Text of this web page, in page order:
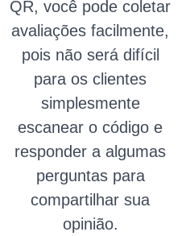
QR, você pode coletar
avaliações facilmente,
pois não será difícil
para os clientes
simplesmente
escanear o código e
responder a algumas
perguntas para
compartilhar sua
opinião.